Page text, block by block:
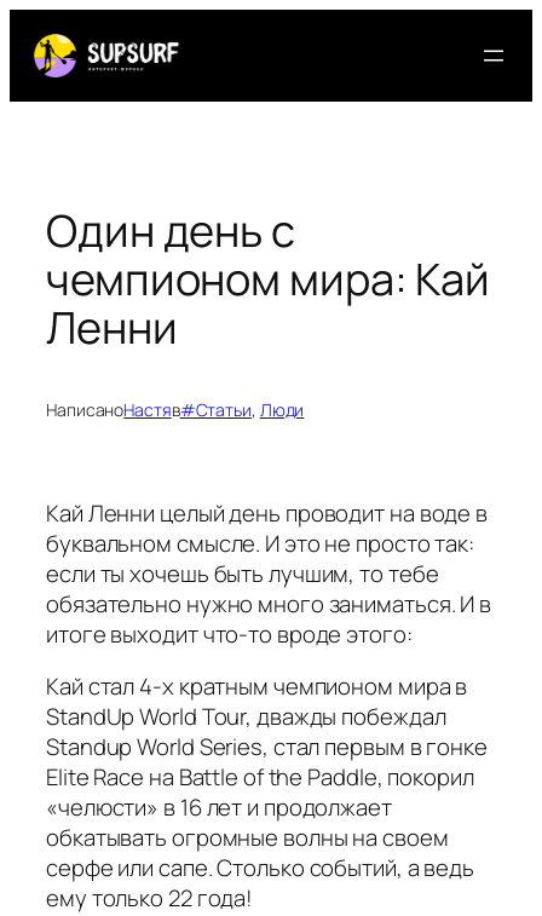
содержимому
Один день с
чемпионом мира: Кай
Ленни
НаписаноНастяв#Статьи, Люди
Кай Ленни целый день проводит на воде в
буквальном смысле. И это не просто так:
если ты хочешь быть лучшим, то тебе
обязательно нужно много заниматься. И в
итоге выходит что-то вроде этого:
Кай стал 4-х кратным чемпионом мира в
StandUp World Tour, дважды побеждал
Standup World Series, стал первым в гонке
Elite Race на Battle of the Paddle, покорил
«челюсти» в 16 лет и продолжает
обкатывать огромные волны на своем
серфе или сапе. Столько событий, а ведь
ему только 22 года!